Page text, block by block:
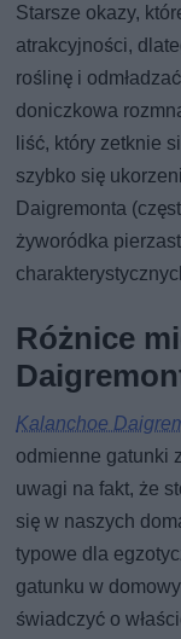
Starsze okazy,
atrakcyjności,
roślinę i
doniczkowa
liść, który zetknie
szybko się
Daigremonta
żyworódka
Różnice
Kalanchoe
odmienne gatunki
uwagi na fakt, że
się w naszych
typowe dla
gatunku w
świadczyć o